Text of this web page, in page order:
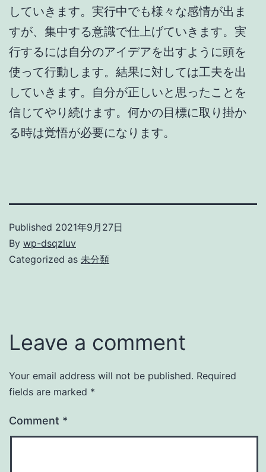
していきます。実行中でも様々な感情が出ま
すが、集中する意識で仕上げていきます。実
行するには自分のアイデアを出すように頭を
使って行動します。結果に対しては工夫を出
していきます。自分が正しいと思ったことを
信じてやり続けます。何かの目標に取り掛か
る時は覚悟が必要になります。
Published 2021年9月27日
By wp-dsqzluv
Categorized as 未分類
Leave a comment
Your email address will not be published. Required
fields are marked *
Comment *